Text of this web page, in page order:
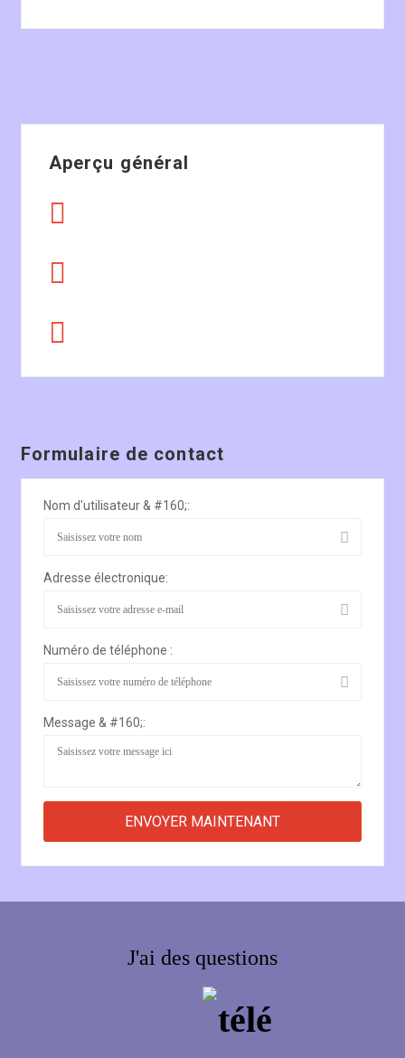
Aperçu général
Formulaire de contact
Nom d'utilisateur & #160;:
Adresse électronique:
Numéro de téléphone :
Message & #160;:
J'ai des questions